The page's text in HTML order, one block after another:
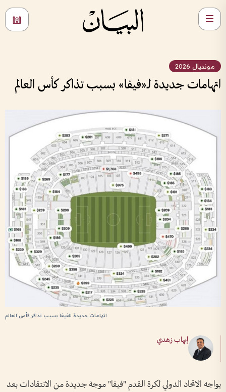
مونديال 2026
اتهامات جديدة لـ«فيفا» بسبب تذاكر كأس العالم
اتهامات جديدة للفيفا بسبب تذاكر كأس العالم
إيهاب زهدي
يواجه الاتحاد الدولي لكرة القدم "فيفا" موجة جديدة من الانتقادات بعد